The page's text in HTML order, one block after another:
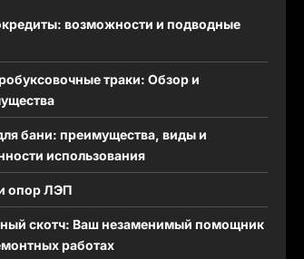
возможности и подводные
траки: Обзор и
бани: преимущества, виды и
использования
опор ЛЭП
скотч: Ваш незаменимый помощник
работах